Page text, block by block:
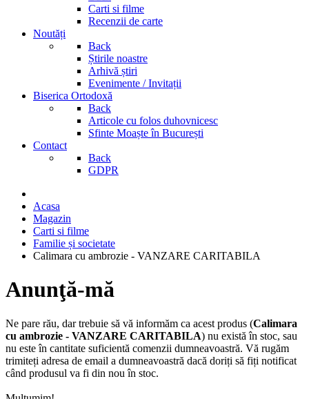
Carti si filme
Recenzii de carte
Noutăți
Back
Știrile noastre
Arhivă știri
Evenimente / Invitații
Biserica Ortodoxă
Back
Articole cu folos duhovnicesc
Sfinte Moaște în București
Contact
Back
GDPR
Acasa
Magazin
Carti si filme
Familie și societate
Calimara cu ambrozie - VANZARE CARITABILA
Anunţă-mă
Ne pare rău, dar trebuie să vă informăm ca acest produs (Calimara
cu ambrozie - VANZARE CARITABILA) nu există în stoc, sau
nu este în cantitate suficientă comenzii dumneavoastră. Vă rugăm
trimiteți adresa de email a dumneavoastră dacă doriți să fiți notificat
când produsul va fi din nou în stoc.